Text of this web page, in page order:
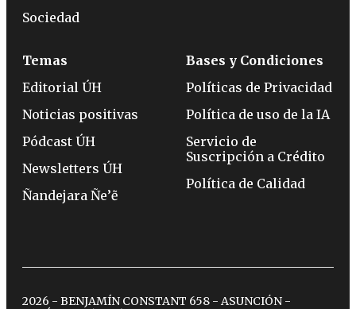
Sociedad
Temas
Editorial ÚH
Noticias positivas
Pódcast ÚH
Newsletters ÚH
Ñandejara Ñe’ẽ
Bases y Condiciones
Políticas de Privacidad
Política de uso de la IA
Servicio de
Suscripción a Crédito
Política de Calidad
2026 - BENJAMÍN CONSTANT 658 - ASUNCIÓN -